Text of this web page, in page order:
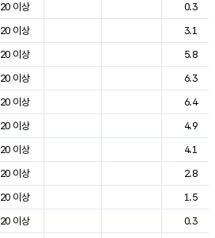
20 이상
0.3
20 이상
3.1
20 이상
5.8
20 이상
6.3
20 이상
6.4
20 이상
4.9
20 이상
4.1
20 이상
2.8
20 이상
1.5
20 이상
0.3